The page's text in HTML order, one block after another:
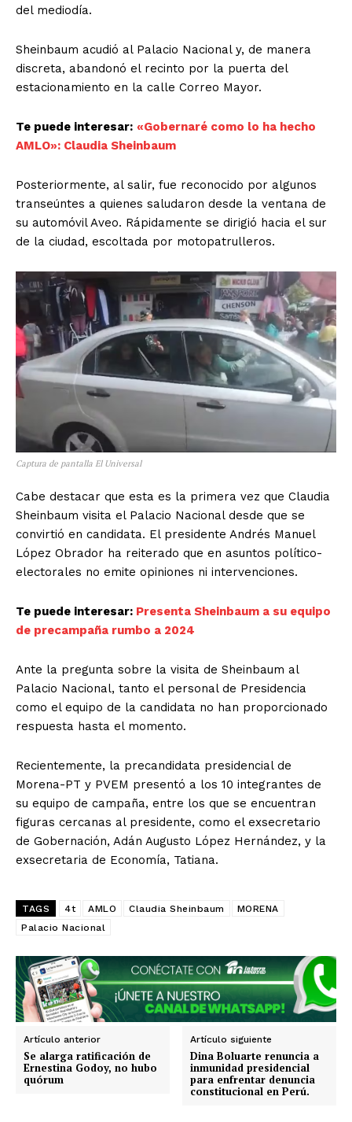
El Suplemento
SUSCRIBIRSE
Estados
Aguascalientes Baja California
del mediodía.
Sheinbaum acudió al Palacio Nacional y, de manera
discreta, abandonó el recinto por la puerta del
estacionamiento en la calle Correo Mayor.
Te puede interesar: «Gobernaré como lo ha hecho
AMLO»: Claudia Sheinbaum
Posteriormente, al salir, fue reconocido por algunos
transeúntes a quienes saludaron desde la ventana de
su automóvil Aveo. Rápidamente se dirigió hacia el sur
de la ciudad, escoltada por motopatrulleros.
Captura de pantalla El Universal
Cabe destacar que esta es la primera vez que Claudia
Sheinbaum visita el Palacio Nacional desde que se
convirtió en candidata. El presidente Andrés Manuel
López Obrador ha reiterado que en asuntos político-
electorales no emite opiniones ni intervenciones.
Te puede interesar: Presenta Sheinbaum a su equipo
de precampaña rumbo a 2024
Ante la pregunta sobre la visita de Sheinbaum al
Palacio Nacional, tanto el personal de Presidencia
como el equipo de la candidata no han proporcionado
respuesta hasta el momento.
Recientemente, la precandidata presidencial de
Morena-PT y PVEM presentó a los 10 integrantes de
su equipo de campaña, entre los que se encuentran
figuras cercanas al presidente, como el exsecretario
de Gobernación, Adán Augusto López Hernández, y la
exsecretaria de Economía, Tatiana.
TAGS 4t AMLO Claudia Sheinbaum
MORENA
Palacio Nacional
Artículo anterior
Se alarga ratificación de
Ernestina Godoy, no hubo
quórum
Artículo siguiente
Dina Boluarte renuncia a
inmunidad presidencial
para enfrentar denuncia
constitucional en Perú.